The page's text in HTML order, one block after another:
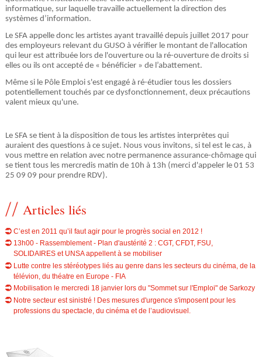
h
iinformatique, sur laquelle travaille actuellement la direction des
systèmes d’information.
Le SFA appelle donc les artistes ayant travaillé depuis juillet 2017 pour
des employeurs relevant du GUSO à vérifier le montant de l'allocation
qui leur est attribuée lors de l'ouverture ou la ré-ouverture de droits si
elles ou ils ont accepté de « bénéficier » de l’abattement.
Même si le Pôle Emploi s'est engagé à ré-étudier tous les dossiers
potentiellement touchés par ce dysfonctionnement, deux précautions
valent mieux qu'une.
Le SFA se tient à la disposition de tous les artistes interprètes qui
auraient des questions à ce sujet. Nous vous invitons, si tel est le cas, à
vous mettre en relation avec notre permanence assurance-chômage qui
se tient tous les mercredis matin de 10h à 13h (merci d'appeler le 01 53
25 09 09 pour prendre RDV).
Articles liés
C’est en 2011 qu’il faut agir pour le progrès social en 2012 !
13h00 - Rassemblement - Plan d'austérité 2 : CGT, CFDT, FSU,
SOLIDAIRES et UNSA appellent à se mobiliser
Lutte contre les stéréotypes liés au genre dans les secteurs du cinéma, de la
télévion, du théatre en Europe - FIA
Mobilisation le mercredi 18 janvier lors du "Sommet sur l'Emploi" de Sarkozy
Notre secteur est sinistré ! Des mesures d'urgence s'imposent pour les
professions du spectacle, du cinéma et de l’audiovisuel.